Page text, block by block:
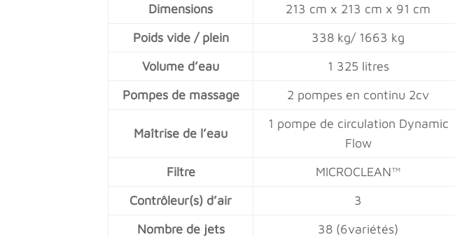
Dimensions
213 cm x 213 cm x 91 cm
Poids vide / plein
338 kg/ 1663 kg
Volume d’eau
1 325 litres
Pompes de massage
2 pompes en continu 2cv
Maîtrise de l’eau
1 pompe de circulation Dynamic
Flow
Filtre
MICROCLEAN™
Contrôleur(s) d’air
3
Nombre de jets
38 (6variétés)